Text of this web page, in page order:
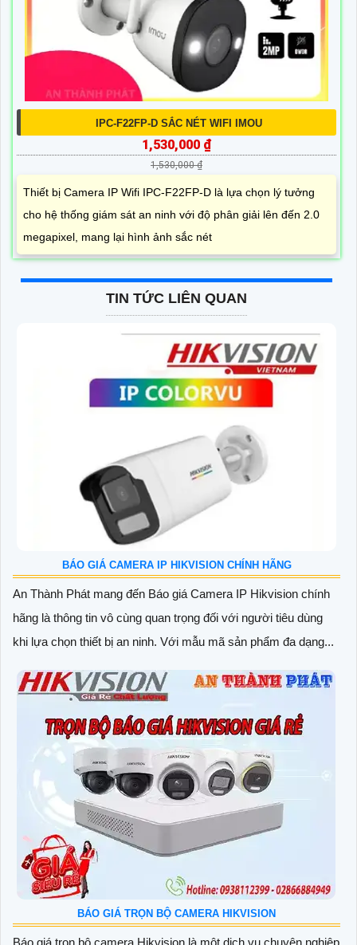
IPC-F22FP-D SẮC NÉT WIFI IMOU
1,530,000 ₫
1,530,000 ₫
Thiết bị Camera IP Wifi IPC-F22FP-D là lựa chọn lý tưởng
cho hệ thống giám sát an ninh với độ phân giải lên đến 2.0
megapixel, mang lại hình ảnh sắc nét
TIN TỨC LIÊN QUAN
BÁO GIÁ CAMERA IP HIKVISION CHÍNH HÃNG
An Thành Phát mang đến Báo giá Camera IP Hikvision chính
hãng là thông tin vô cùng quan trọng đối với người tiêu dùng
khi lựa chọn thiết bị an ninh. Với mẫu mã sản phẩm đa dạng...
BÁO GIÁ TRỌN BỘ CAMERA HIKVISION
Báo giá trọn bộ camera Hikvision là một dịch vụ chuyên nghiệp